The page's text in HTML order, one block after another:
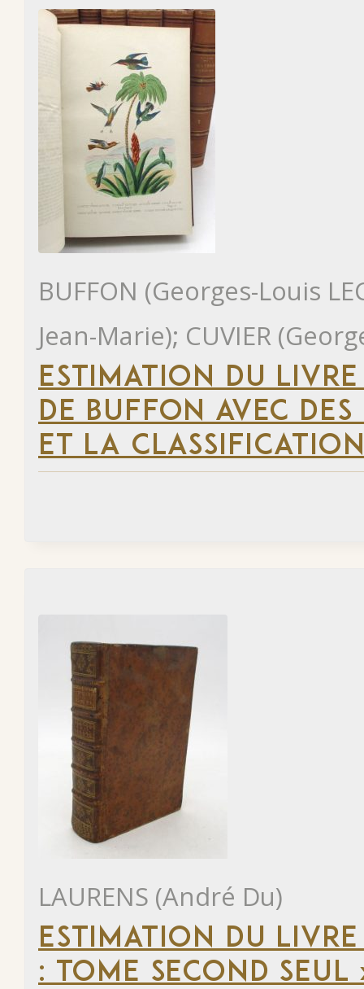
BUFFON (Georges-Louis
Jean-Marie); CUVIER
ESTIMATION DU
DE BUFFON AVEC
ET LA
LAURENS (André Du)
ESTIMATION DU
: TOME SECOND SEUL